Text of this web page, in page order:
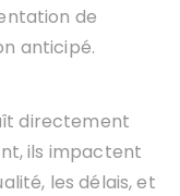
de
anticipé.
directement
ils impactent
les délais, et